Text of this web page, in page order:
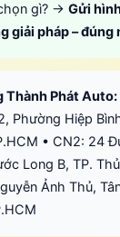
gì? → Gửi
giải pháp – đúng
Thành Phát Auto:
Phường Hiệp
• CN2: 24
Long B, TP.
Ảnh Thủ,